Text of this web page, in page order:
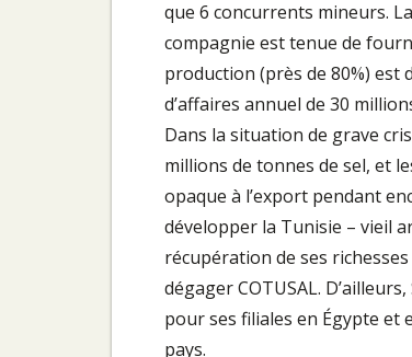
que 6 concurrents mineurs.
compagnie est tenue de
production (près de 80%) est
d’affaires annuel de 30
Dans la situation de grave
millions de tonnes de sel, et
opaque à l’export pendant
dévelop­per la Tunisie – vieil
récupération de ses
dégager COTUSAL.
pour ses filiales en Égypte et
pays.